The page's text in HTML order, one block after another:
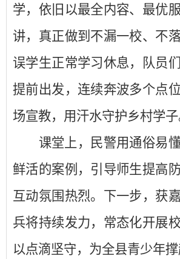
学，依旧以最全内容、最优
讲，真正做到不漏一校、不
误学生正常学习休息，队员
提前出发，连续奔波多个点
场宣教，用汗水守护乡村学子
课堂上，民警用通俗易
鲜活的案例，引导师生提高
互动氛围热烈。下一步，获
兵将持续发力，常态化开展
以点滴坚守，为全县青少年撑